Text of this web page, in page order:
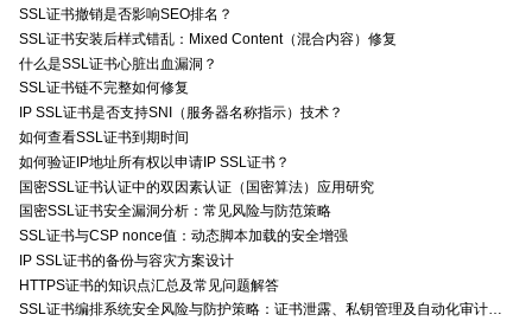
SSL证书撤销是否影响SEO排名？
SSL证书安装后样式错乱：Mixed Content（混合内容）修复
什么是SSL证书心脏出血漏洞？
SSL证书链不完整如何修复
IP SSL证书是否支持SNI（服务器名称指示）技术？
如何查看SSL证书到期时间
如何验证IP地址所有权以申请IP SSL证书？
国密SSL证书认证中的双因素认证（国密算法）应用研究
国密SSL证书安全漏洞分析：常见风险与防范策略
SSL证书与CSP nonce值：动态脚本加载的安全增强
IP SSL证书的备份与容灾方案设计
HTTPS证书的知识点汇总及常见问题解答
SSL证书编排系统安全风险与防护策略：证书泄露、私钥管理及自动化审计技术要点